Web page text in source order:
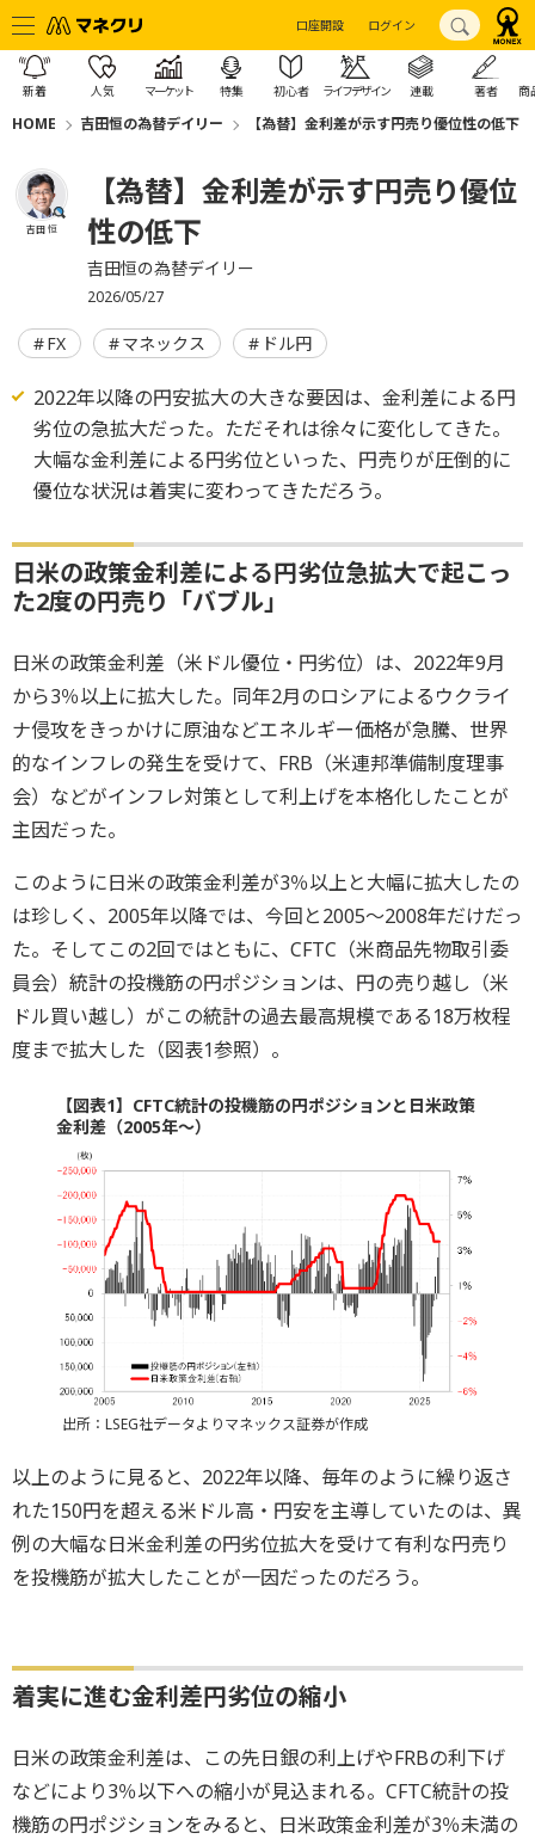
口座開設 ログイン
新着 人気 マーケット 特集 初心者 ライフデザイン 連載 著者 商
HOME 吉田恒の為替デイリー 【為替】金利差が示す円売り優位性の低下
吉田 恒
【為替】金利差が示す円売り優位
性の低下
吉田恒の為替デイリー
2026/05/27
FX マネックス ドル円
2022年以降の円安拡大の大きな要因は、金利差による円
劣位の急拡大だった。ただそれは徐々に変化してきた。
大幅な金利差による円劣位といった、円売りが圧倒的に
優位な状況は着実に変わってきただろう。
日米の政策金利差による円劣位急拡大で起こっ
た2度の円売り「バブル」
日米の政策金利差（米ドル優位・円劣位）は、2022年9月
から3％以上に拡大した。同年2月のロシアによるウクライ
ナ侵攻をきっかけに原油などエネルギー価格が急騰、世界
的なインフレの発生を受けて、FRB（米連邦準備制度理事
会）などがインフレ対策として利上げを本格化したことが
主因だった。
このように日米の政策金利差が3％以上と大幅に拡大したの
は珍しく、2005年以降では、今回と2005～2008年だけだっ
た。そしてこの2回ではともに、CFTC（米商品先物取引委
員会）統計の投機筋の円ポジションは、円の売り越し（米
ドル買い越し）がこの統計の過去最高規模である18万枚程
度まで拡大した（図表1参照）。
【図表1】CFTC統計の投機筋の円ポジションと日米政策
金利差（2005年～）
出所：LSEG社データよりマネックス証券が作成
以上のように見ると、2022年以降、毎年のように繰り返さ
れた150円を超える米ドル高・円安を主導していたのは、異
例の大幅な日米金利差の円劣位拡大を受けて有利な円売り
を投機筋が拡大したことが一因だったのだろう。
着実に進む金利差円劣位の縮小
日米の政策金利差は、この先日銀の利上げやFRBの利下げ
などにより3％以下への縮小が見込まれる。CFTC統計の投
機筋の円ポジションをみると、日米政策金利差が3％未満の